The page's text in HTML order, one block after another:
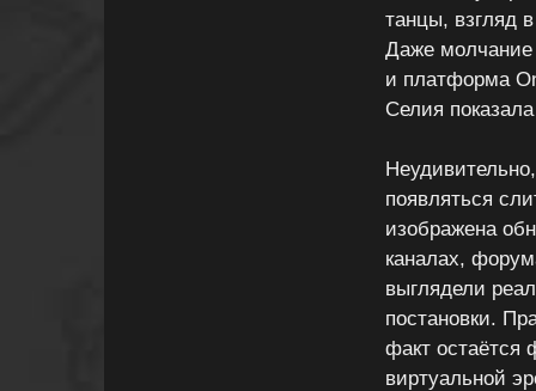
танцы, взгляд
Даже молчание
и платформа
Селия
появляться
изображена
каналах,
выглядели
постановки.
факт остаётся
виртуальной